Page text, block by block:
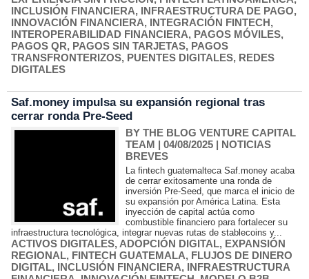
INCLUSIÓN FINANCIERA, INFRAESTRUCTURA DE PAGO,
INNOVACIÓN FINANCIERA, INTEGRACIÓN FINTECH,
INTEROPERABILIDAD FINANCIERA, PAGOS MÓVILES,
PAGOS QR, PAGOS SIN TARJETAS, PAGOS
TRANSFRONTERIZOS, PUENTES DIGITALES, REDES
DIGITALES
Saf.money impulsa su expansión regional tras
cerrar ronda Pre‑Seed
BY THE BLOG VENTURE CAPITAL
TEAM | 04/08/2025 | NOTICIAS
BREVES
La fintech guatemalteca Saf.money acaba
de cerrar exitosamente una ronda de
inversión Pre‑Seed, que marca el inicio de
su expansión por América Latina. Esta
inyección de capital actúa como
combustible financiero para fortalecer su
infraestructura tecnológica, integrar nuevas rutas de stablecoins y...
ACTIVOS DIGITALES, ADOPCIÓN DIGITAL, EXPANSIÓN
REGIONAL, FINTECH GUATEMALA, FLUJOS DE DINERO
DIGITAL, INCLUSIÓN FINANCIERA, INFRAESTRUCTURA